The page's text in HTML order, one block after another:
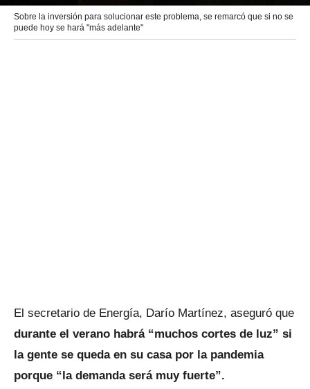
Sobre la inversión para solucionar este problema, se remarcó que si no se
puede hoy se hará "más adelante"
El secretario de Energía, Darío Martínez, aseguró que
durante el verano habrá “muchos cortes de luz” si
la gente se queda en su casa por la pandemia
porque “la demanda será muy fuerte”.